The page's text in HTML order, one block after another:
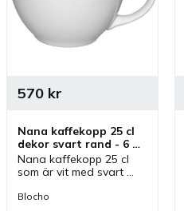
Nana kaffekopp 25 cl
dekor svart rand - 6
st/fp
Nana kaffekopp 25 cl
som är vit med svart
kaffekopp av
570kr
Blocho